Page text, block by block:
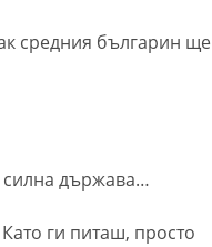
средния българин ще
силна държава…
ги питаш, просто